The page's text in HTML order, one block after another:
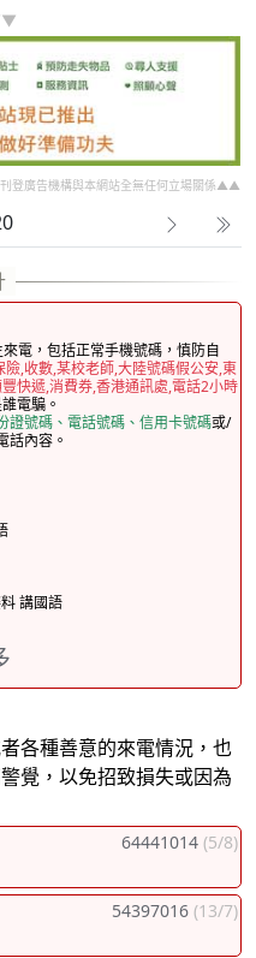
登廣告機構與本網站全無任何立場關係▲▲
電，包括正常手機號碼，慎防自
險,收數,某校老師,大陸號碼假公安,東
快遞,消費券,香港通訊處,電話2小時
電騙。
證號碼、電話號碼、信用卡號碼或/
話內容。
講國語
各種善意的來電情況，也
覺，以免招致損失或因為
64441014 (5/8)
54397016 (13/7)